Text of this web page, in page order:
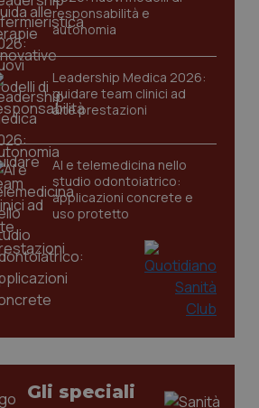
responsabilità e
autonomia
Leadership Medica 2026:
guidare team clinici ad
alte prestazioni
AI e telemedicina nello
studio odontoiatrico:
applicazioni concrete e
uso protetto
Gli speciali